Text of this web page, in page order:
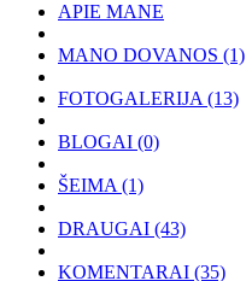
APIE MANE
MANO DOVANOS (1)
FOTOGALERIJA (13)
BLOGAI (0)
ŠEIMA (1)
DRAUGAI (43)
KOMENTARAI (35)